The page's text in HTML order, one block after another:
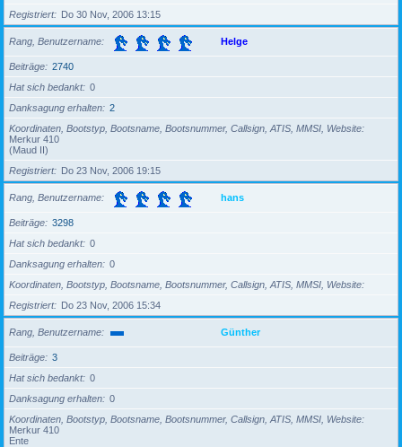
Registriert
Do 30 Nov, 2006 13:15
Rang, Benutzername Helge
Beiträge
2740
Hat sich bedankt
0
Danksagung erhalten
2
Koordinaten, Bootstyp, Bootsname, Bootsnummer, Callsign, ATIS, MMSI, Website
Merkur 410
(Maud II)
Registriert
Do 23 Nov, 2006 19:15
Rang, Benutzername hans
Beiträge
3298
Hat sich bedankt
0
Danksagung erhalten
0
Koordinaten, Bootstyp, Bootsname, Bootsnummer, Callsign, ATIS, MMSI, Website
Registriert
Do 23 Nov, 2006 15:34
Rang, Benutzername Günther
Beiträge
3
Hat sich bedankt
0
Danksagung erhalten
0
Koordinaten, Bootstyp, Bootsname, Bootsnummer, Callsign, ATIS, MMSI, Website
Merkur 410
Ente